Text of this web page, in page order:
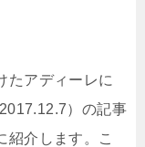
たアディーレに
）の記事
紹介します。こ